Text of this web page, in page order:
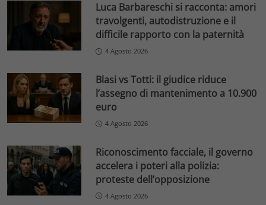
Luca Barbareschi si racconta: amori
travolgenti, autodistruzione e il
difficile rapporto con la paternità
4 Agosto 2026
Blasi vs Totti: il giudice riduce
l’assegno di mantenimento a 10.900
euro
4 Agosto 2026
Riconoscimento facciale, il governo
accelera i poteri alla polizia:
proteste dell’opposizione
4 Agosto 2026